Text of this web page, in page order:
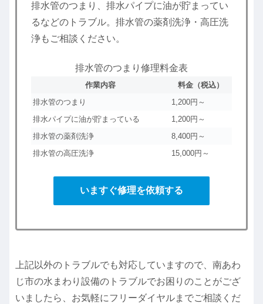
排水管のつまり、排水パイプに油が貯まってい
るなどのトラブル。排水管の薬剤洗浄・高圧洗
浄もご相談ください。
排水管のつまり修理料金表
作業内容
料金（税込）
排水管のつまり
1,200円～
排水パイプに油が貯まっている
1,200円～
排水管の薬剤洗浄
8,400円～
排水管の高圧洗浄
15,000円～
いますぐ修理を依頼する
上記以外のトラブルでも対応していますので、南あわ
じ市の水まわり設備のトラブルでお困りのことがござ
いましたら、お気軽にフリーダイヤルまでご相談くだ